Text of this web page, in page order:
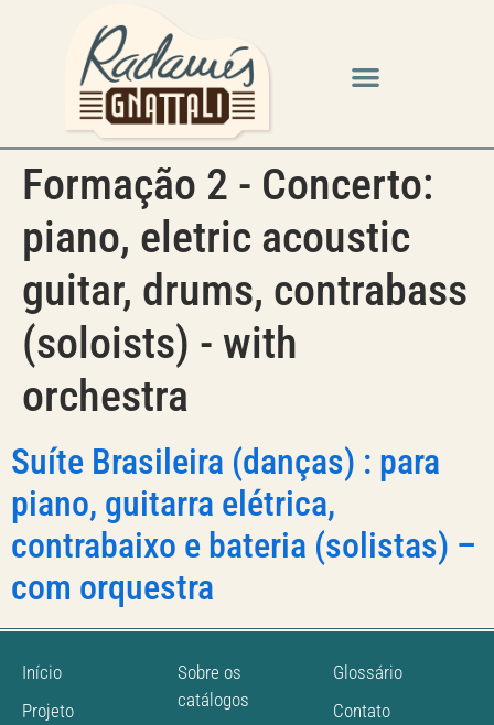
Formação 2 - Concerto:
piano, eletric acoustic
guitar, drums, contrabass
(soloists) - with
orchestra
Suíte Brasileira (danças) : para
piano, guitarra elétrica,
contrabaixo e bateria (solistas) –
com orquestra
Início
Projeto
Sobre os
catálogos
Glossário
Contato